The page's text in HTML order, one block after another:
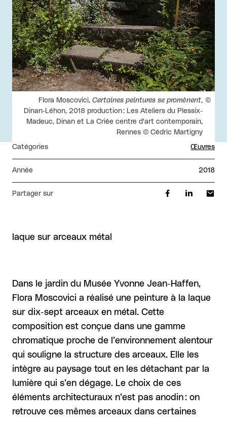
Droits réservés :
Flora Moscovici, Certaines peintures se promènent,
Dinan-Léhon, 2018 production : Les Ateliers du Plessix-
Madeuc, Dinan et La Criée centre d'art contemporain,
Rennes © Cédric Martigny
Catégories Œuvres
Année 2018
Partager sur
laque sur arceaux métal
Dans le jardin du Musée Yvonne Jean-Haffen,
Flora Moscovici a réalisé une peinture à la laque
sur dix-sept arceaux en métal. Cette
composition est conçue dans une gamme
chromatique proche de l’environnement alentour
qui souligne la structure des arceaux. Elle les
intègre au paysage tout en les détachant par la
lumière qui s’en dégage. Le choix de ces
éléments architecturaux n’est pas anodin : on
retrouve ces mêmes arceaux dans certaines